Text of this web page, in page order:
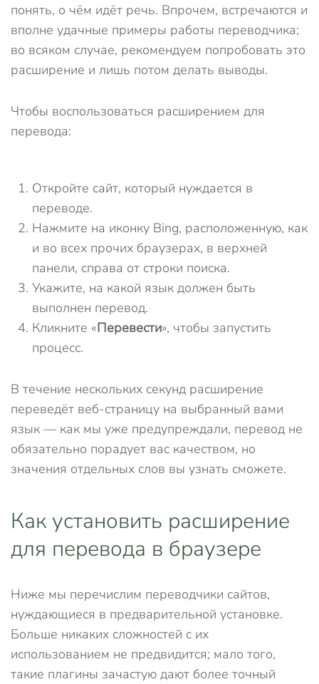
понять, о чём идёт речь. Впрочем, встречаются и
вполне удачные примеры работы переводчика;
во всяком случае, рекомендуем попробовать это
расширение и лишь потом делать выводы.
Чтобы воспользоваться расширением для
перевода:
Откройте сайт, который нуждается в
переводе.
Нажмите на иконку Bing, расположенную, как
и во всех прочих браузерах, в верхней
панели, справа от строки поиска.
Укажите, на какой язык должен быть
выполнен перевод.
Кликните «Перевести», чтобы запустить
процесс.
В течение нескольких секунд расширение
переведёт веб-страницу на выбранный вами
язык — как мы уже предупреждали, перевод не
обязательно порадует вас качеством, но
значения отдельных слов вы узнать сможете.
Как установить расширение
для перевода в браузере
Ниже мы перечислим переводчики сайтов,
нуждающиеся в предварительной установке.
Больше никаких сложностей с их
использованием не предвидится; мало того,
такие плагины зачастую дают более точный